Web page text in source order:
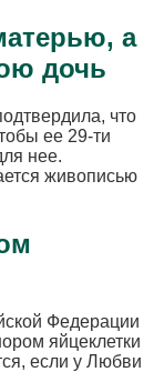
а
дочь
что
ее 29-ти
нее.
живописью
Федерации
яйцеклетки
если у Любви